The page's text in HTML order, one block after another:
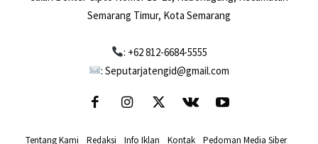
Semarang Timur, Kota Semarang
: +62 812-6684-5555
: Seputarjatengid@gmail.com
Tentang Kami Redaksi Info Iklan Kontak Pedoman Media Siber